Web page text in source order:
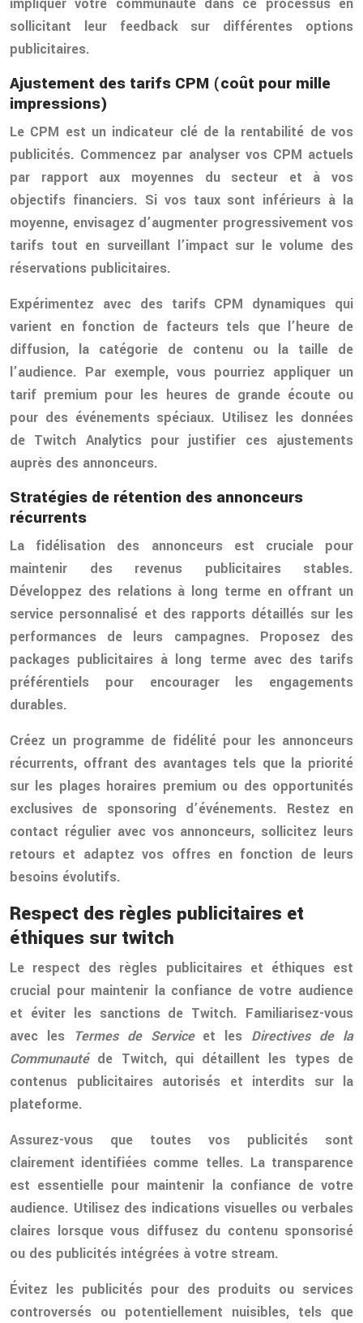
sollicitant leur feedback sur différentes options
publicitaires.
Ajustement des tarifs CPM (coût pour mille
impressions)
Le CPM est un indicateur clé de la rentabilité de vos
publicités. Commencez par analyser vos CPM actuels
par rapport aux moyennes du secteur et à vos
objectifs financiers. Si vos taux sont inférieurs à la
moyenne, envisagez d’augmenter progressivement vos
tarifs tout en surveillant l’impact sur le volume des
réservations publicitaires.
Expérimentez avec des tarifs CPM dynamiques qui
varient en fonction de facteurs tels que l’heure de
diffusion, la catégorie de contenu ou la taille de
l’audience. Par exemple, vous pourriez appliquer un
tarif premium pour les heures de grande écoute ou
pour des événements spéciaux. Utilisez les données
de Twitch Analytics pour justifier ces ajustements
auprès des annonceurs.
Stratégies de rétention des annonceurs
récurrents
La fidélisation des annonceurs est cruciale pour
maintenir des revenus publicitaires stables.
Développez des relations à long terme en offrant un
service personnalisé et des rapports détaillés sur les
performances de leurs campagnes. Proposez des
packages publicitaires à long terme avec des tarifs
préférentiels pour encourager les engagements
durables.
Créez un programme de fidélité pour les annonceurs
récurrents, offrant des avantages tels que la priorité
sur les plages horaires premium ou des opportunités
exclusives de sponsoring d’événements. Restez en
contact régulier avec vos annonceurs, sollicitez leurs
retours et adaptez vos offres en fonction de leurs
besoins évolutifs.
Respect des règles publicitaires et
éthiques sur twitch
Le respect des règles publicitaires et éthiques est
crucial pour maintenir la confiance de votre audience
et éviter les sanctions de Twitch. Familiarisez-vous
avec les
Termes de Serviceet les Directives de la
Communautéde Twitch, qui détaillent les types de
contenus publicitaires autorisés et interdits sur la
plateforme.
Assurez-vous que toutes vos publicités sont
clairement identifiées comme telles. La transparence
est essentielle pour maintenir la confiance de votre
audience. Utilisez des indications visuelles ou verbales
claires lorsque vous diffusez du contenu sponsorisé
ou des publicités intégrées à votre stream.
Évitez les publicités pour des produits ou services
controversés ou potentiellement nuisibles, tels que